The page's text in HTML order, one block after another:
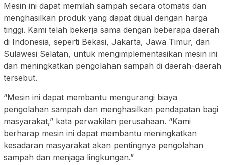
Mesin ini dapat memilah sampah secara otomatis dan
menghasilkan produk yang dapat dijual dengan harga
tinggi. Kami telah bekerja sama dengan beberapa daerah
di Indonesia, seperti Bekasi, Jakarta, Jawa Timur, dan
Sulawesi Selatan, untuk mengimplementasikan mesin ini
dan meningkatkan pengolahan sampah di daerah-daerah
tersebut.
“Mesin ini dapat membantu mengurangi biaya
pengolahan sampah dan menghasilkan pendapatan bagi
masyarakat,” kata perwakilan perusahaan. “Kami
berharap mesin ini dapat membantu meningkatkan
kesadaran masyarakat akan pentingnya pengolahan
sampah dan menjaga lingkungan.”